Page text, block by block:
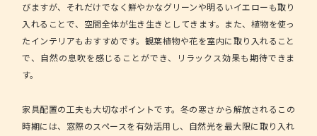
びますが、それだけでなく鮮やかなグリーンや明るいイエローも取り
入れることで、空間全体が生き生きとしてきます。また、植物を使っ
たインテリアもおすすめです。観葉植物や花を室内に取り入れること
で、自然の息吹を感じることができ、リラックス効果も期待できま
す。
家具配置の工夫も大切なポイントです。冬の寒さから解放されるこの
時期には、窓際のスペースを有効活用し、自然光を最大限に取り入れ